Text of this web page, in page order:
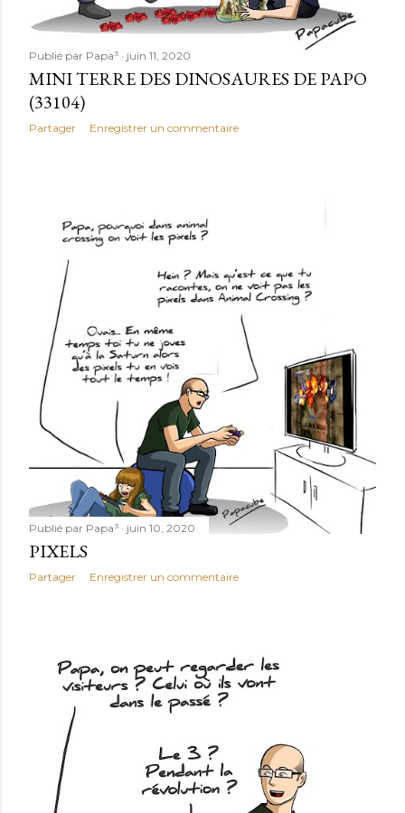
Publié par Papa³ juin 11, 2020
MINI TERRE DES DINOSAURES DE PAPO
(33104)
Partager Enregistrer un commentaire
Publié par Papa³ juin 10, 2020
PIXELS
Partager Enregistrer un commentaire